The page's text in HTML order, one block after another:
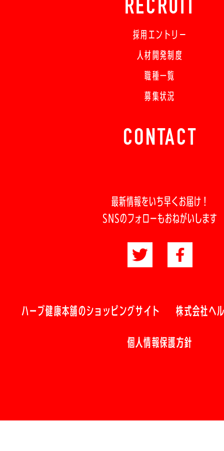
RECRUIT
採用エントリー
人材開発制度
職種一覧
募集状況
CONTACT
最新情報をいち早くお届け！
SNSのフォローもおねがいします
ハーブ健康本舗のショッピングサイト 株式会社ヘ
個人情報保護方針